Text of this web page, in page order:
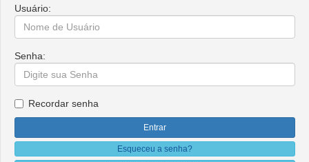
Usuário:
Senha:
Recordar senha
Esqueceu a senha?